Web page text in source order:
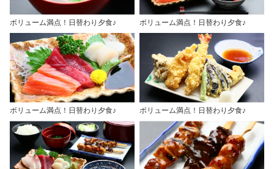
ボリューム満点！日替わり夕食♪ ボリューム満点！日替わり夕食♪
ボリューム満点！日替わり夕食♪ ボリューム満点！日替わり夕食♪